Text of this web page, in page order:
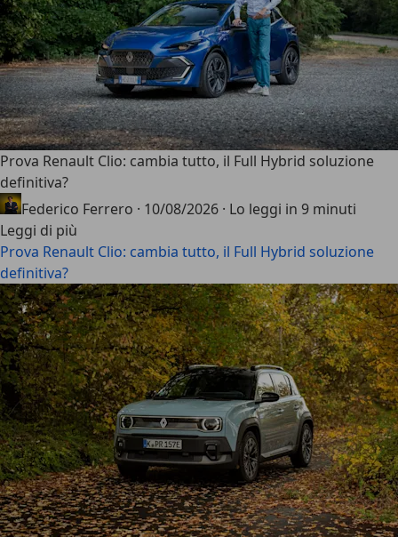
Prova Renault Clio: cambia tutto, il Full Hybrid soluzione
definitiva?
Federico Ferrero · 10/08/2026 · Lo leggi in 9 minuti
Leggi di più
Prova Renault Clio: cambia tutto, il Full Hybrid soluzione
definitiva?